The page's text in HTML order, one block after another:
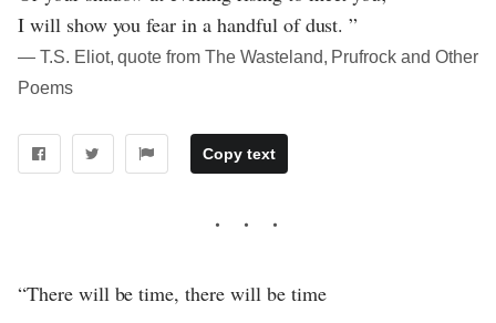
I will show you fear in a handful of dust. ”
― T.S. Eliot, quote from The Wasteland, Prufrock and Other
Poems
Copy text
“There will be time, there will be time